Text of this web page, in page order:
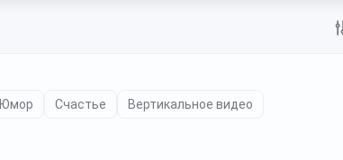
Юмор Счастье
Вертикальное видео